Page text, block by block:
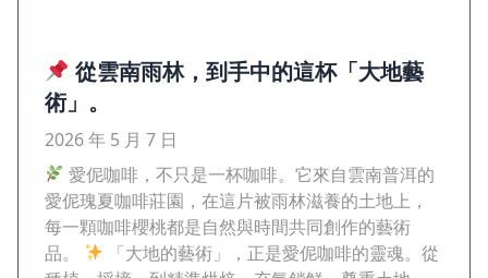
從雲南雨林，到手中的這杯「大地藝
術」。
2026 年 5 月 7 日
愛伲咖啡，不只是一杯咖啡。它來自雲南普洱的
愛伲瑰夏咖啡莊園，在這片被雨林滋養的土地上，
每一顆咖啡櫻桃都是自然與時間共同創作的藝術
品。
「大地的藝術」，正是愛伲咖啡的靈魂。從